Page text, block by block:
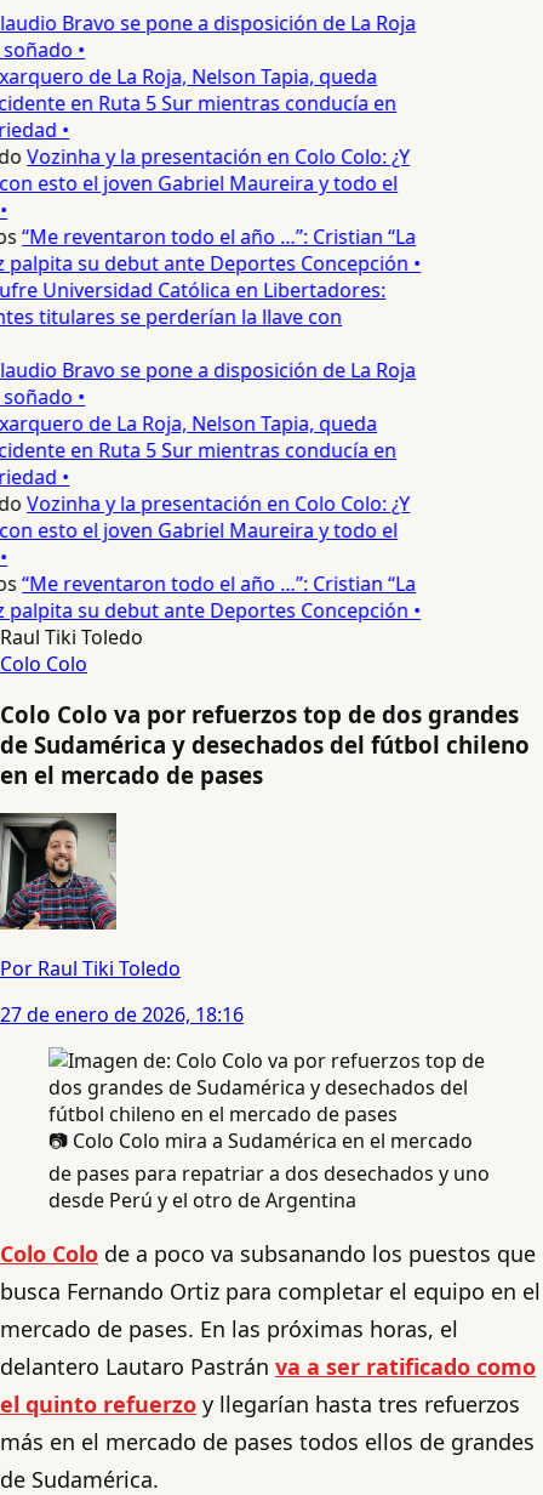
Bravo se pone a disposición de La Roja
•
de La Roja, Nelson Tapia, queda
en Ruta 5 Sur mientras conducía en
•
Vozinha y la presentación en Colo Colo: ¿Y
esto el joven Gabriel Maureira y todo el
“Me reventaron todo el año …”: Cristian “La
su debut ante Deportes Concepción •
Universidad Católica en Libertadores:
titulares se perderían la llave con
Bravo se pone a disposición de La Roja
•
de La Roja, Nelson Tapia, queda
en Ruta 5 Sur mientras conducía en
•
Vozinha y la presentación en Colo Colo: ¿Y
esto el joven Gabriel Maureira y todo el
“Me reventaron todo el año …”: Cristian “La
su debut ante Deportes Concepción •
Raul Tiki Toledo
Colo Colo
Colo Colo va por refuerzos top de dos grandes
de Sudamérica y desechados del fútbol chileno
en el mercado de pases
Por Raul Tiki Toledo
27 de enero de 2026, 18:16
📷 Colo Colo mira a Sudamérica en el mercado
de pases para repatriar a dos desechados y uno
desde Perú y el otro de Argentina
Colo Colo de a poco va subsanando los puestos que
busca Fernando Ortiz para completar el equipo en el
mercado de pases. En las próximas horas, el
delantero Lautaro Pastrán va a ser ratificado como
el quinto refuerzo y llegarían hasta tres refuerzos
más en el mercado de pases todos ellos de grandes
de Sudamérica.